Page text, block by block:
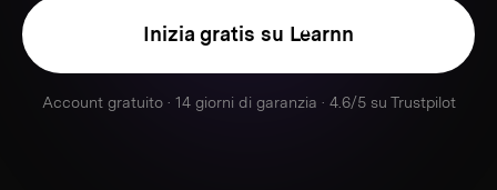
Inizia gratis su Learnn
Account gratuito · 14 giorni di garanzia · 4.6/5 su Trustpilot